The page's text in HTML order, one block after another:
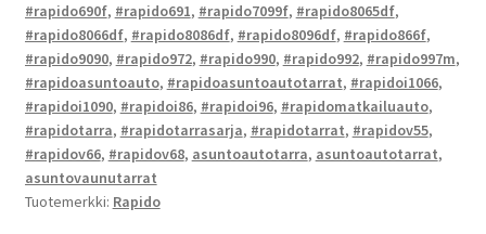
#rapido690f, #rapido691, #rapido7099f, #rapido8065df,
#rapido8066df, #rapido8086df, #rapido8096df, #rapido866f,
#rapido9090, #rapido972, #rapido990, #rapido992, #rapido997m,
#rapidoasuntoauto, #rapidoasuntoautotarrat, #rapidoi1066,
#rapidoi1090, #rapidoi86, #rapidoi96, #rapidomatkailuauto,
#rapidotarra, #rapidotarrasarja, #rapidotarrat, #rapidov55,
#rapidov66, #rapidov68, asuntoautotarra, asuntoautotarrat,
asuntovaunutarrat
Tuotemerkki: Rapido